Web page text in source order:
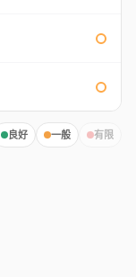
良好 一般 有限